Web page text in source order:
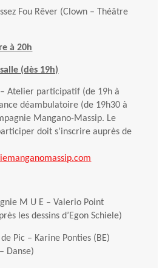
Fou Rêver (Clown – Théâtre
à 20h
(dès 19h)
Atelier participatif (de 19h à
déambulatoire (de 19h30 à
Mangano-Massip. Le
doit s’inscrire auprès de
M U E – Valerio Point
les dessins d’Egon Schiele)
Pic – Karine Ponties (BE)
Danse)